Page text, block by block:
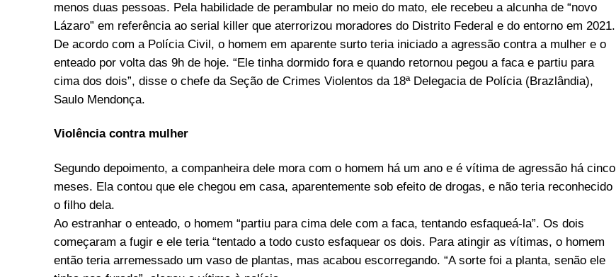
menos duas pessoas. Pela habilidade de perambular no meio do mato, ele recebeu a alcunha de “novo
Lázaro” em referência ao serial killer que aterrorizou moradores do Distrito Federal e do entorno em 2021.
De acordo com a Polícia Civil, o homem em aparente surto teria iniciado a agressão contra a mulher e o
enteado por volta das 9h de hoje. “Ele tinha dormido fora e quando retornou pegou a faca e partiu para
cima dos dois”, disse o chefe da Seção de Crimes Violentos da 18ª Delegacia de Polícia (Brazlândia),
Saulo Mendonça.
Violência contra mulher
Segundo depoimento, a companheira dele mora com o homem há um ano e é vítima de agressão há cinco
meses. Ela contou que ele chegou em casa, aparentemente sob efeito de drogas, e não teria reconhecido
o filho dela.
Ao estranhar o enteado, o homem “partiu para cima dele com a faca, tentando esfaqueá-la”. Os dois
começaram a fugir e ele teria “tentado a todo custo esfaquear os dois. Para atingir as vítimas, o homem
então teria arremessado um vaso de plantas, mas acabou escorregando. “A sorte foi a planta, senão ele